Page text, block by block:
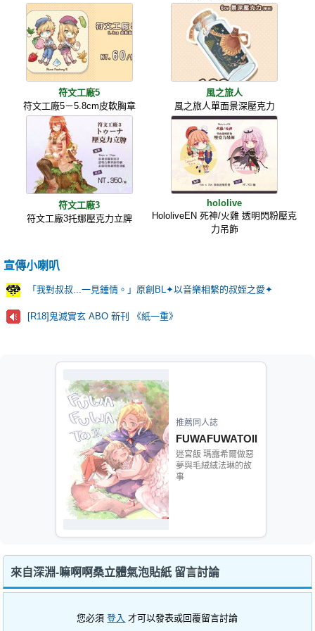
符文工廠5
符文工廠5－5.8cm皮軟胸章
風之旅人
風之旅人單面景深壓克力
符文工廠3
符文工廠3托娜壓克力立牌
hololive
HololiveEN 死神/火雞 透明閃粉壓克
力吊飾
宣傳小喇叭
「我對叔叔...一見鍾情。」原創BL✦以音樂相繫的叔姪之愛✦
[R18]鬼滅實玄 ABO 新刊 《紙一重》
推薦同人誌
FUWAFUWATOII
迷宮飯 瑪露希爾做惡
夢與毛絨絨法琳的故
事
來自深淵-嘛啊啊桑立體氣泡貼紙 留言討論
您必須登入 才可以發表或回覆留言討論